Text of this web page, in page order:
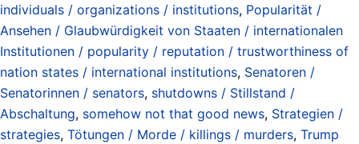
individuals / organizations / institutions, Popularität /
Ansehen / Glaubwürdigkeit von Staaten / internationalen
Institutionen / popularity / reputation / trustworthiness of
nation states / international institutions, Senatoren /
Senatorinnen / senators, shutdowns / Stillstand /
Abschaltung, somehow not that good news, Strategien /
strategies, Tötungen / Morde / killings / murders, Trump